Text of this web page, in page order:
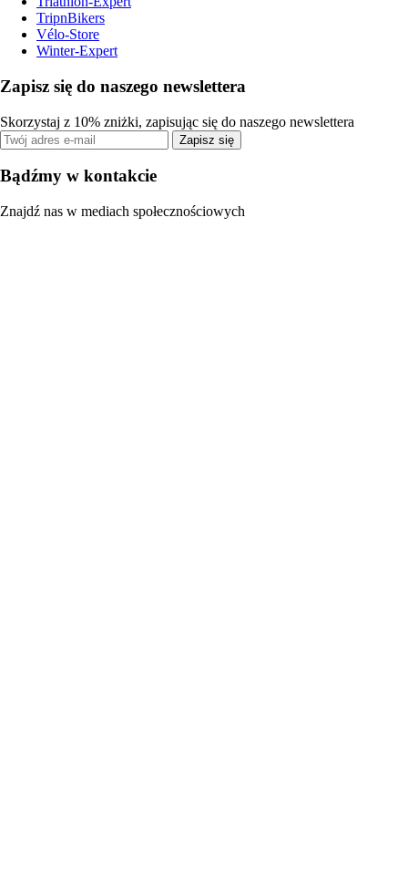
TripnBikers
Vélo-Store
Winter-Expert
Zapisz się do naszego newslettera
Skorzystaj z 10% zniżki, zapisując się do naszego newslettera
Zapisz się
Bądźmy w kontakcie
Znajdź nas w mediach społecznościowych